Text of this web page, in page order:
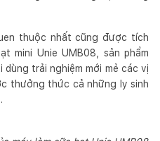
thuộc nhất cũng được tích
mini Unie UMB08, sản phẩm
dùng trải nghiệm mới mẻ các vị
thưởng thức cả những ly sinh